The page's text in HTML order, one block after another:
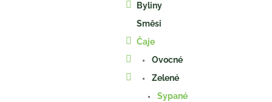
Byliny
Směsi
Čaje
Ovocné
Zelené
Sypané